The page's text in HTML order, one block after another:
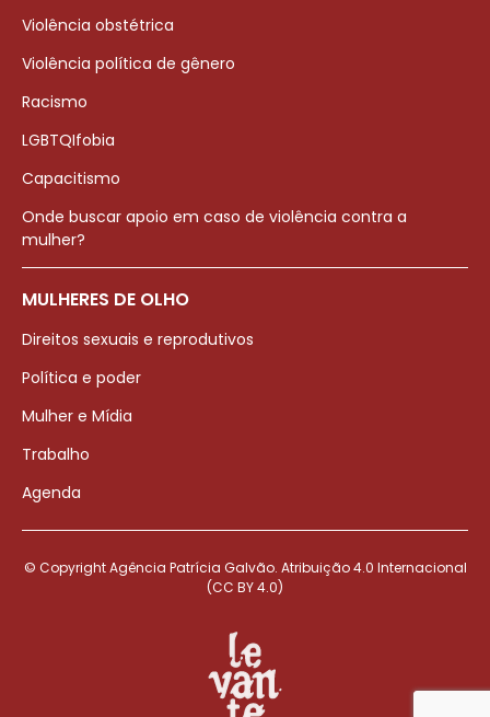
Violência obstétrica
Violência política de gênero
Racismo
LGBTQIfobia
Capacitismo
Onde buscar apoio em caso de violência contra a
mulher?
MULHERES DE OLHO
Direitos sexuais e reprodutivos
Política e poder
Mulher e Mídia
Trabalho
Agenda
© Copyright Agência Patrícia Galvão. Atribuição 4.0 Internacional
(CC BY 4.0)